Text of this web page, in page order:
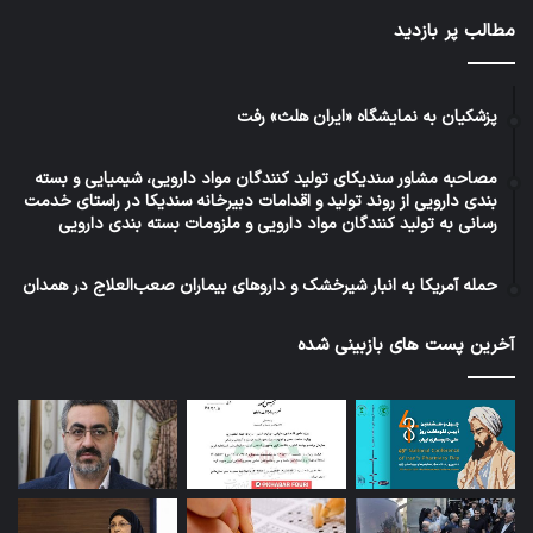
سایکوز کوئمایند با اثرات ضد اضطرابی و آرام‌بخشی
مدیریت سلامت روانی شناخته می‌شود.
به طور کلی، محصولات گروه دارویی کیش مدیفارم با
ترکیبات موثر و کیفیت بالا، به عنوان یکی از
گزینه‌های برتر در صنعت داروسازی ایران شناخته
موثری ایفا می‌کنند.
راهبرد‌های رشد و توسعه شرکت داروسازی کیش
مدیفارم
مطالب پر بازدید
پزشکیان به نمایشگاه «ایران هلث» رفت
مصاحبه مشاور سندیکای تولید کنندگان مواد دارویی، شیمیایی و بسته
بندی دارویی از روند تولید و اقدامات دبیرخانه سندیکا در راستای خدمت
رسانی به تولید کنندگان مواد دارویی و ملزومات بسته بندی دارویی
حمله آمریکا به انبار شیرخشک و داروهای بیماران صعب‌العلاج در همدان
آخرین پست های بازبینی شده